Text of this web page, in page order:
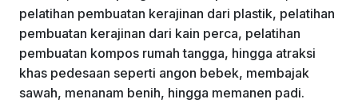
pelatihan pembuatan kerajinan dari plastik, pelatihan
pembuatan kerajinan dari kain perca, pelatihan
pembuatan kompos rumah tangga, hingga atraksi
khas pedesaan seperti angon bebek, membajak
sawah, menanam benih, hingga memanen padi.